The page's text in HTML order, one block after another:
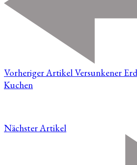
Vorheriger ArtikelVersunkener
Kuchen
Nächster Artikel